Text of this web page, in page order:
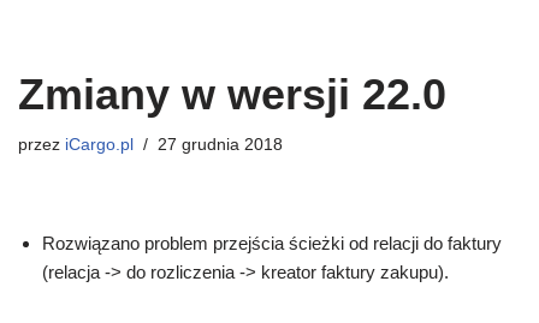
Zmiany w wersji 22.0
przez iCargo.pl 27 grudnia 2018
Rozwiązano problem przejścia ścieżki od relacji do faktury
(relacja -> do rozliczenia -> kreator faktury zakupu).